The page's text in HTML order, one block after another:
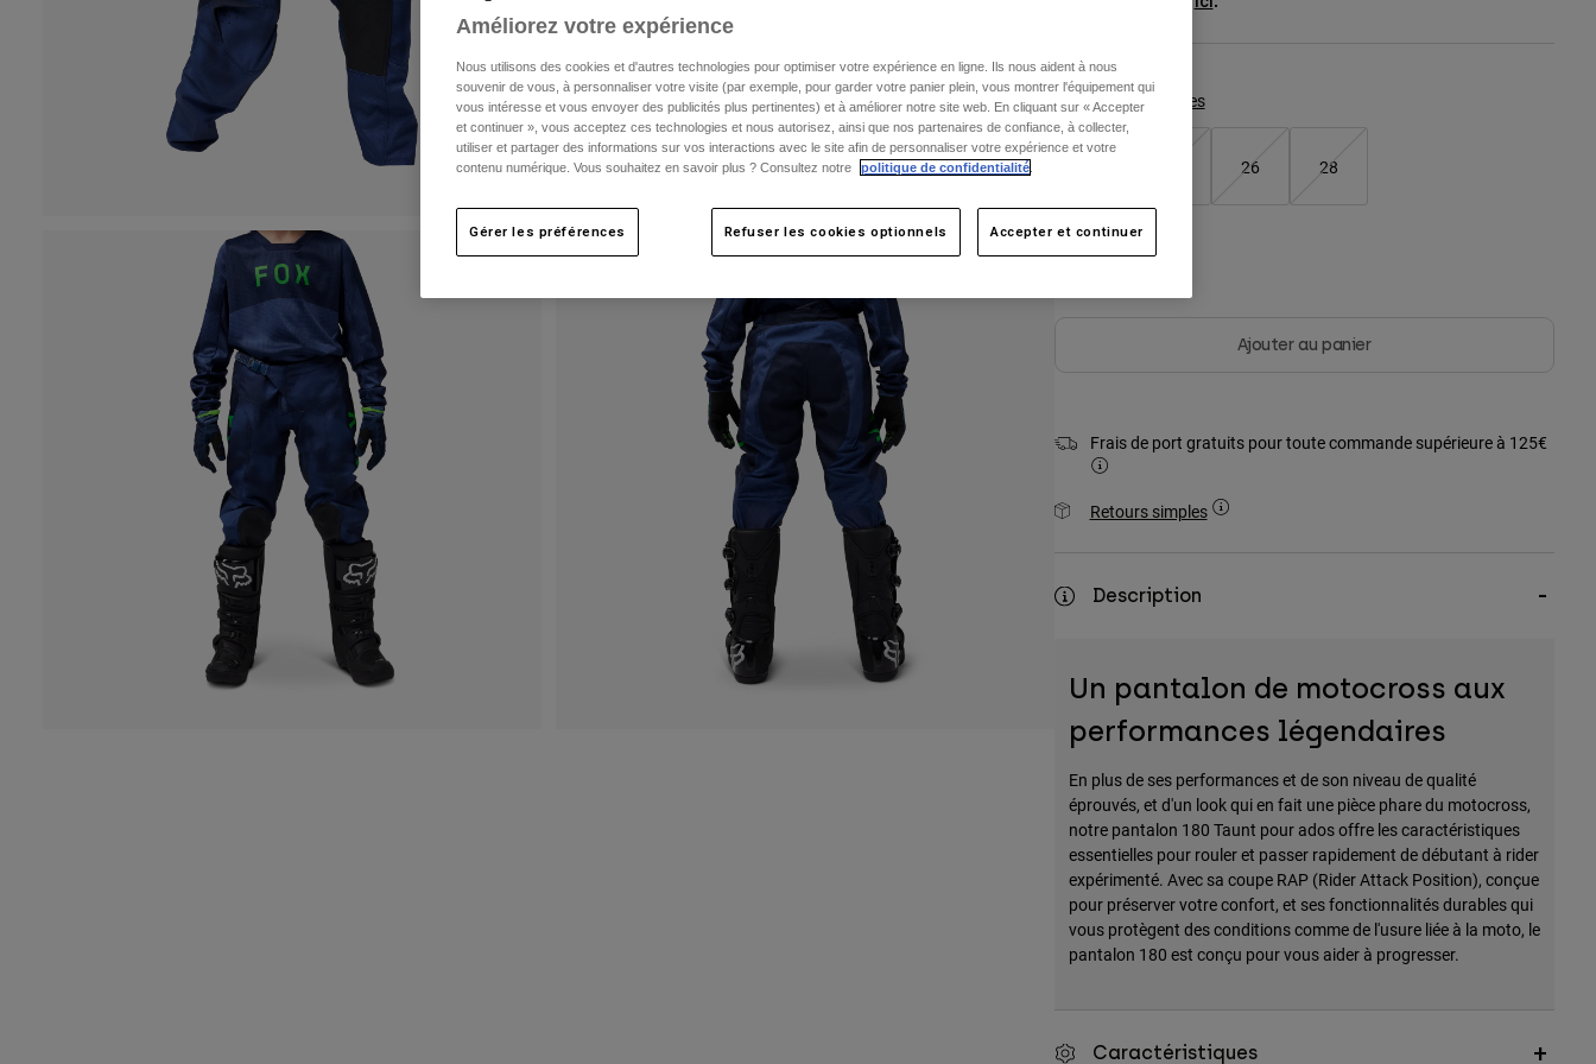
Tableau des tailles
26 28
Couleur -Marine
Ajouter au panier
Frais de port gratuits pour toute commande supérieure à 125€
Retours simples
Description
Un pantalon de motocross aux
performances légendaires
En plus de ses performances et de son niveau de qualité
éprouvés, et d'un look qui en fait une pièce phare du motocross,
notre pantalon 180 Taunt pour ados offre les caractéristiques
essentielles pour rouler et passer rapidement de débutant à rider
expérimenté. Avec sa coupe RAP (Rider Attack Position), conçue
pour préserver votre confort, et ses fonctionnalités durables qui
vous protègent des conditions comme de l'usure liée à la moto, le
pantalon 180 est conçu pour vous aider à progresser.
Caractéristiques
Améliorez votre expérience
Nous utilisons des cookies et d'autres technologies pour optimiser votre expérience en ligne. Ils nous aident à nous
souvenir de vous, à personnaliser votre visite (par exemple, pour garder votre panier plein, vous montrer l'équipement qui
vous intéresse et vous envoyer des publicités plus pertinentes) et à améliorer notre site web. En cliquant sur « Accepter
et continuer », vous acceptez ces technologies et nous autorisez, ainsi que nos partenaires de confiance, à collecter,
utiliser et partager des informations sur vos interactions avec le site afin de personnaliser votre expérience et votre
contenu numérique. Vous souhaitez en savoir plus ? Consultez notre
politique de confidentialité
Gérer les préférences Refuser les cookies optionnels Accepter et continuer